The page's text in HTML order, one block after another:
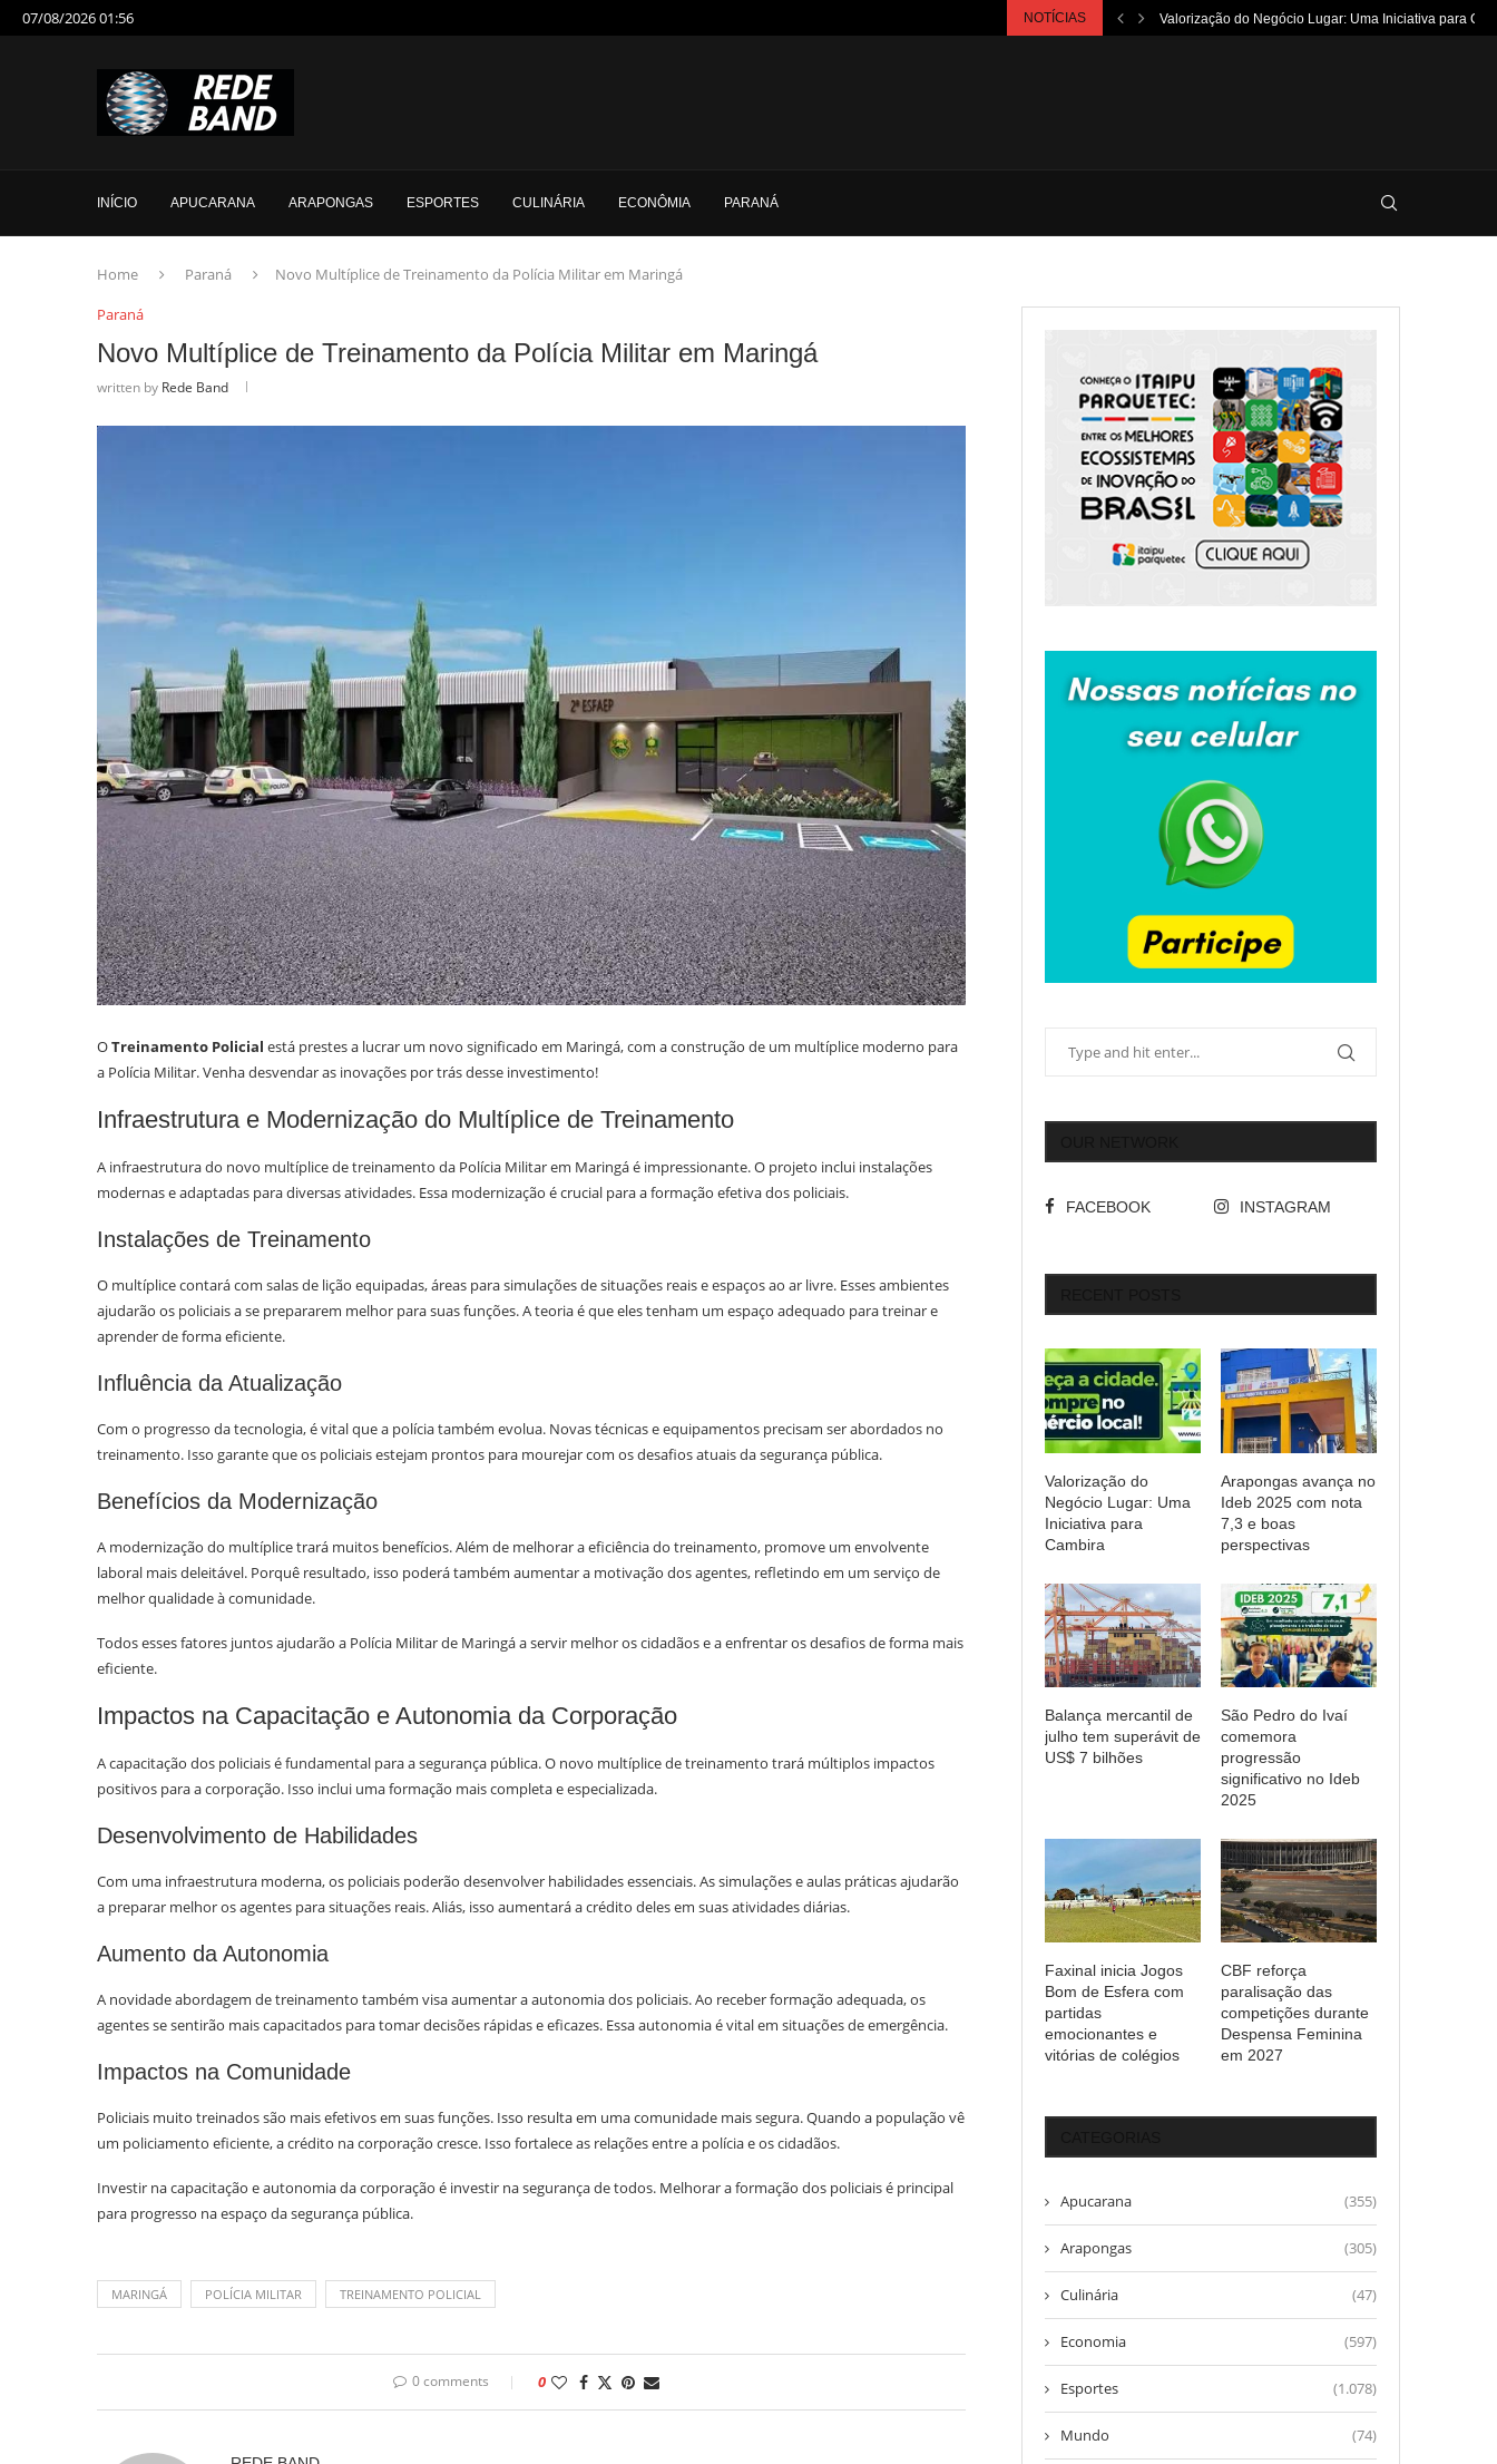
07/08/2026 01:56 NOTÍCIAS Valorização do Negócio Lugar: Uma Iniciativa para
INÍCIO APUCARANA ARAPONGAS ESPORTES CULINÁRIA ECONÔMIA PARANÁ
Home Paraná
Novo Multíplice de Treinamento da Polícia Militar em Maringá
Paraná
Novo Multíplice de Treinamento da Polícia Militar em Maringá
written by Rede Band
OTreinamento Policial está prestes a lucrar um novo significado em Maringá, com a construção de um multíplice moderno para
a Polícia Militar. Venha desvendar as inovações por trás desse investimento!
Infraestrutura e Modernização do Multíplice de Treinamento
A infraestrutura do novo multíplice de treinamento da Polícia Militar em Maringá é impressionante. O projeto inclui instalações
modernas e adaptadas para diversas atividades. Essa modernização é crucial para a formação efetiva dos policiais.
Instalações de Treinamento
O multíplice contará com salas de lição equipadas, áreas para simulações de situações reais e espaços ao ar livre. Esses ambientes
ajudarão os policiais a se prepararem melhor para suas funções. A teoria é que eles tenham um espaço adequado para treinar e
aprender de forma eficiente.
Influência da Atualização
Com o progresso da tecnologia, é vital que a polícia também evolua. Novas técnicas e equipamentos precisam ser abordados no
treinamento. Isso garante que os policiais estejam prontos para mourejar com os desafios atuais da segurança pública.
Benefícios da Modernização
A modernização do multíplice trará muitos benefícios. Além de melhorar a eficiência do treinamento, promove um envolvente
laboral mais deleitável. Porquê resultado, isso poderá também aumentar a motivação dos agentes, refletindo em um serviço de
melhor qualidade à comunidade.
Todos esses fatores juntos ajudarão a Polícia Militar de Maringá a servir melhor os cidadãos e a enfrentar os desafios de forma mais
eficiente.
Impactos na Capacitação e Autonomia da Corporação
A capacitação dos policiais é fundamental para a segurança pública. O novo multíplice de treinamento trará múltiplos impactos
positivos para a corporação. Isso inclui uma formação mais completa e especializada.
Desenvolvimento de Habilidades
Com uma infraestrutura moderna, os policiais poderão desenvolver habilidades essenciais. As simulações e aulas práticas ajudarão
a preparar melhor os agentes para situações reais. Aliás, isso aumentará a crédito deles em suas atividades diárias.
Aumento da Autonomia
A novidade abordagem de treinamento também visa aumentar a autonomia dos policiais. Ao receber formação adequada, os
agentes se sentirão mais capacitados para tomar decisões rápidas e eficazes. Essa autonomia é vital em situações de emergência.
Impactos na Comunidade
Policiais muito treinados são mais efetivos em suas funções. Isso resulta em uma comunidade mais segura. Quando a população vê
um policiamento eficiente, a crédito na corporação cresce. Isso fortalece as relações entre a polícia e os cidadãos.
Investir na capacitação e autonomia da corporação é investir na segurança de todos. Melhorar a formação dos policiais é principal
para progresso na espaço da segurança pública.
MARINGÁ POLÍCIA MILITAR TREINAMENTO POLICIAL
0 comments 0
FACEBOOK INSTAGRAM
Valorização do
Negócio Lugar: Uma
Iniciativa para
Cambira
Arapongas avança no
Ideb 2025 com nota
7,3 e boas
perspectivas
Balança mercantil de
julho tem superávit de
US$ 7 bilhões
São Pedro do Ivaí
comemora
progressão
significativo no Ideb
2025
Faxinal inicia Jogos
Bom de Esfera com
partidas
emocionantes e
vitórias de colégios
CBF reforça
paralisação das
competições durante
Despensa Feminina
em 2027
Apucarana (355)
Arapongas (305)
Culinária (47)
Economia (597)
Esportes (1.078)
Mundo (74)